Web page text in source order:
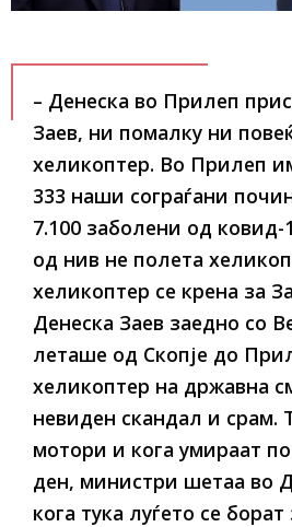
– Денеска во Прилеп
Заев, ни помалку ни
хеликоптер. Во Прилеп
333 наши сограѓани
7.100 заболени од ковид-
од нив не полета
хеликоптер се крена за
Денеска Заев заедно со
леташе од Скопје до
хеликоптер на државна
невиден скандал и срам.
мотори и кога умираат
ден, министри шетаа во
кога тука луѓето се